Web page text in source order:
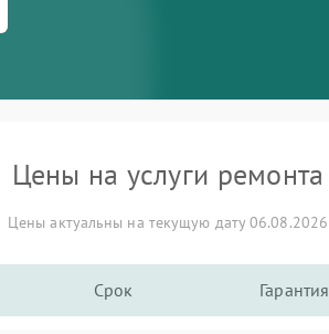
Цены на услуги ремонта
Цены актуальны на текущую дату 06.08.2026
Срок Гарантия